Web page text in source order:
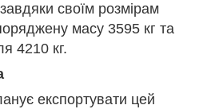
своїм розмірам
масу 3595 кг та
4210 кг.
експортувати цей